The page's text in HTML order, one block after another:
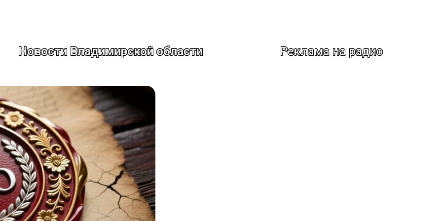
Новости Владимирской области Реклама на радио